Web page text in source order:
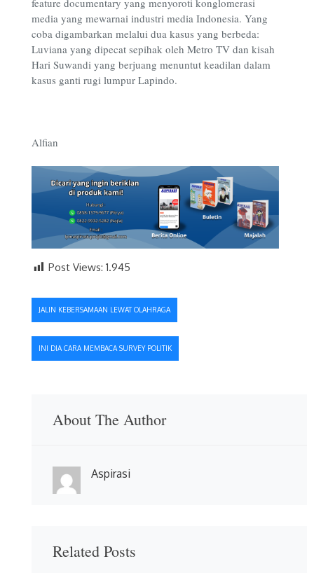
feature documentary yang menyoroti konglomerasi
media yang mewarnai industri media Indonesia. Yang
coba digambarkan melalui dua kasus yang berbeda:
Luviana yang dipecat sepihak oleh Metro TV dan kisah
Hari Suwandi yang berjuang menuntut keadilan dalam
kasus ganti rugi lumpur Lapindo.
Alfian
Post Views: 1.945
Navigasi
pos
JALIN KEBERSAMAAN LEWAT OLAHRAGA
INI DIA CARA MEMBACA SURVEY POLITIK
About The Author
Aspirasi
Related Posts